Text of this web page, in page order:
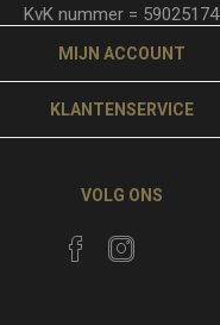
KvK nummer = 59025174
MIJN ACCOUNT
KLANTENSERVICE
VOLG ONS